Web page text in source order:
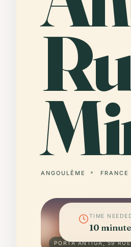
ANGOULÊME FRANCE
PORTA ANTIGA, 59
TIME
10